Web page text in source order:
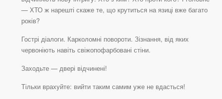
— ХТО ж нарешті скаже те, що крутиться на язиці вже багато
років?
Гострі діалоги. Карколомні повороти. Зізнання, від яких
червоніють навіть свіжопофарбовані стіни.
Заходьте — двері відчинені!
Тільки врахуйте: вийти таким самим уже не вдасться!